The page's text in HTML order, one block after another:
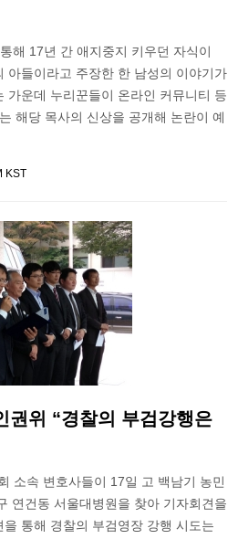
해 17년 간 애지중지 키우던 자식이
아들이라고 주장한 한 남성의 이야기가
가운데 누리꾼들이 온라인 커뮤니티 등
해당 목사의 신상을 공개해 논란이 예
KST
권위 “경찰의 부검강행은
소속 변호사들이 17일 고 백남기 농민
연건동 서울대병원을 찾아 기자회견을
통해 경찰의 부검영장 강행 시도는